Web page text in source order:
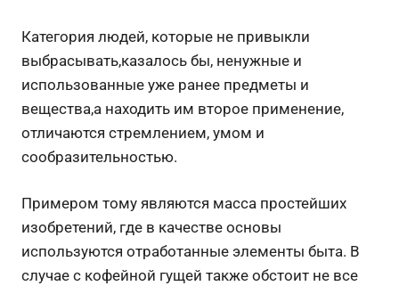
Категория людей, которые не привыкли
выбрасывать,казалось бы, ненужные и
использованные уже ранее предметы и
вещества,а находить им второе применение,
отличаются стремлением, умом и
сообразительностью.
Примером тому являются масса простейших
изобретений, где в качестве основы
используются отработанные элементы быта. В
случае с кофейной гущей также обстоит не все